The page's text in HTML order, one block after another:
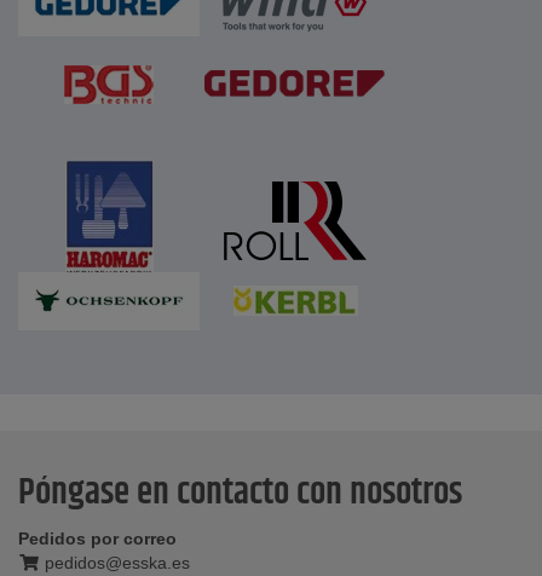
Póngase en contacto con nosotros
Pedidos por correo
pedidos@esska.es